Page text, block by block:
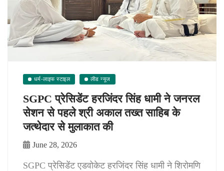
धर्म-लाइफ स्टाइल लीड न्यूज
SGPC प्रेसिडेंट हरजिंदर सिंह धामी ने जनरल
सेशन से पहले श्री अकाल तख्त साहिब के
जत्थेदार से मुलाकात की
June 28, 2026
SGPC प्रेसिडेंट एडवोकेट हरजिंदर सिंह धामी ने शिरोमणि